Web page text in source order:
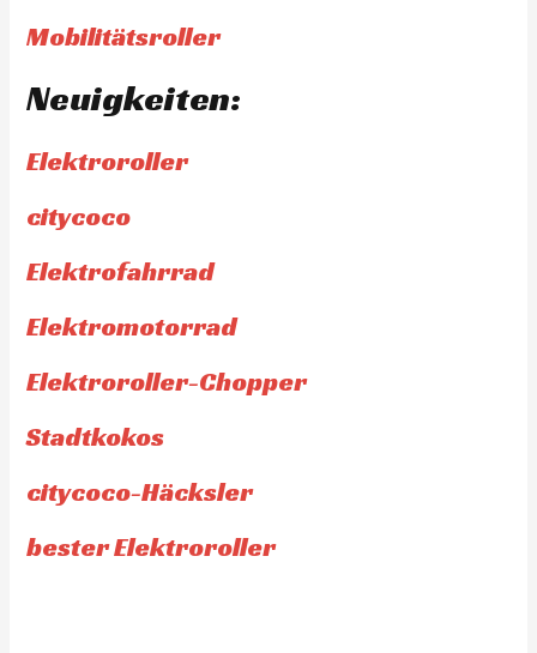
Mobilitätsroller
Neuigkeiten:
Elektroroller
citycoco
Elektrofahrrad
Elektromotorrad
Elektroroller-Chopper
Stadtkokos
citycoco-Häcksler
bester Elektroroller